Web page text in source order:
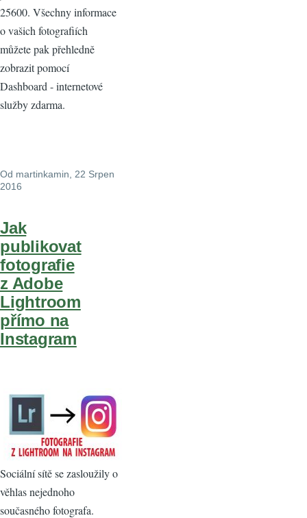
25600. Všechny informace
o vašich fotografiích
můžete pak přehledně
zobrazit pomocí
Dashboard - internetové
služby zdarma.
Od martinkamin , 22 Srpen
2016
Jak
publikovat
fotografie
z Adobe
Lightroom
přímo na
Instagram
Sociální sítě se zasloužily o
věhlas nejednoho
současného fotografa.